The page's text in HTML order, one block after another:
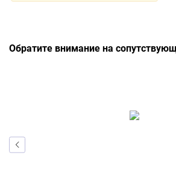
Обратите внимание на